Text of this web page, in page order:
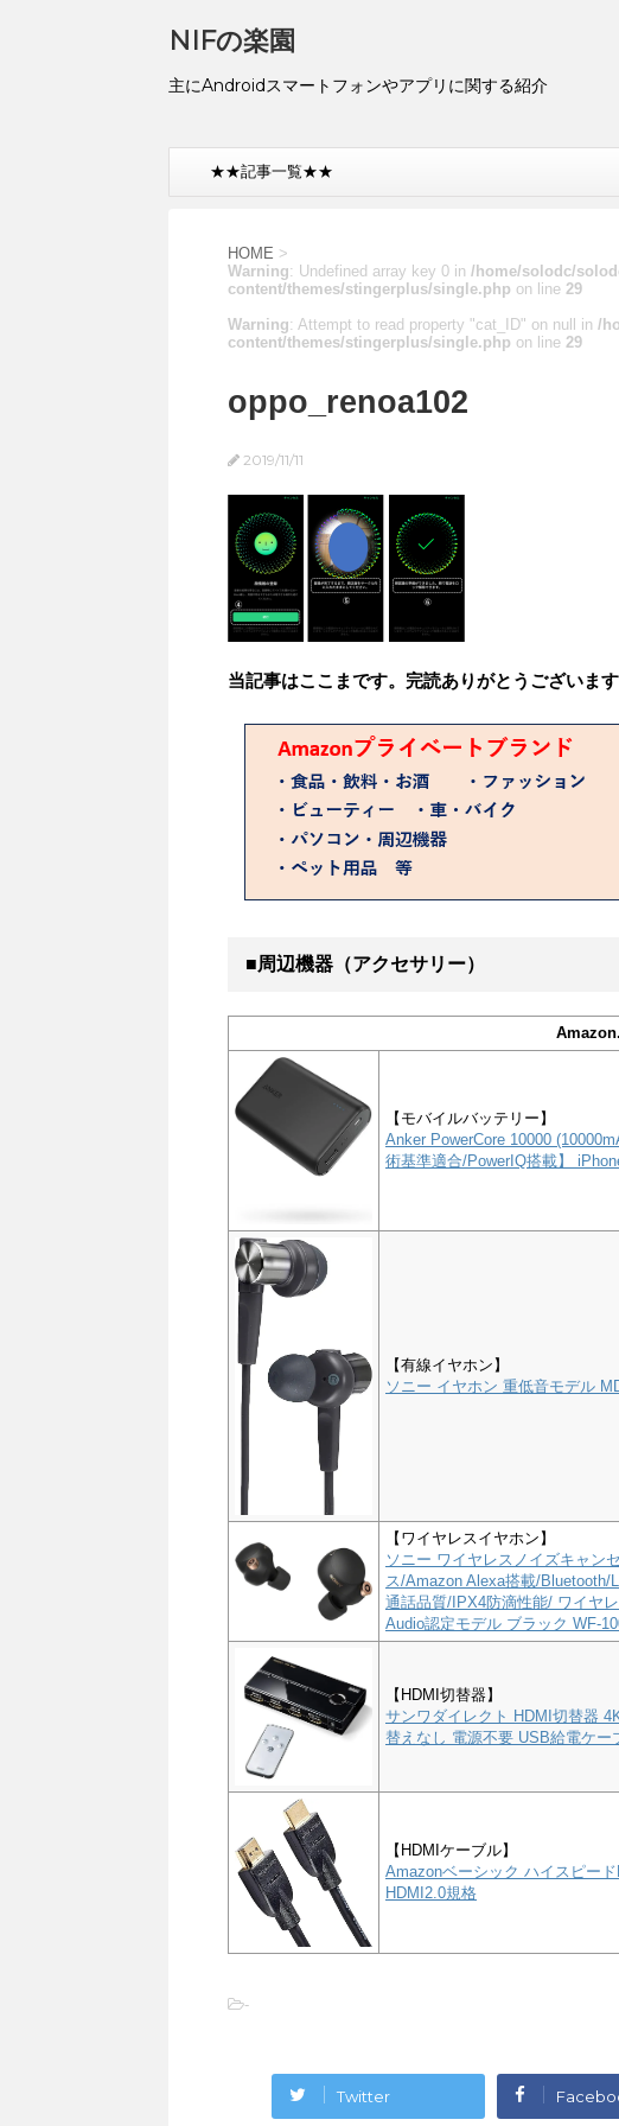
NIFの楽園
主にAndroidスマートフォンやアプリに関する紹介
★★記事一覧★★
HOME >
Warning: Undefined array key 0 in /home/solodc/
content/themes/stingerplus/single.php on line 29
Warning: Attempt to read property "cat_ID" on null in /
content/themes/stingerplus/single.php on line 29
oppo_renoa102
2019/11/11
当記事はここまです。完読ありがとうございま
■周辺機器（アクセサリー）
【モバイルバッテリー】
Anker PowerCore 10000
術基準適合/PowerIQ搭載】
【有線イヤホン】
ソニー イヤホン 重低音モデル
【ワイヤレスイヤホン】
ソニー ワイヤレスノイズキャン
ス/Amazon Alexa搭載/Bluetooth/
通話品質/IPX4防滴性能/ ワイヤ
Audio認定モデル ブラック WF-
【HDMI切替器】
サンワダイレクト HDMI切替器
替えなし 電源不要 USB給電ケー
【HDMIケーブル】
Amazonベーシック ハイスピー
HDMI2.0規格
-
Twitter